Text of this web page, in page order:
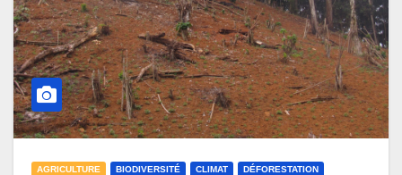
AGRICULTURE BIODIVERSITÉ CLIMAT DÉFORESTATION